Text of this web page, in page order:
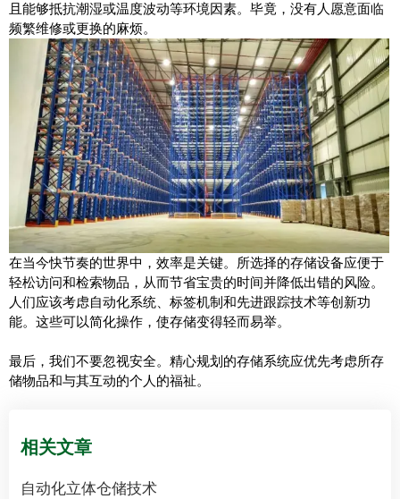
且能够抵抗潮湿或温度波动等环境因素。毕竟，没有人愿意面临
频繁维修或更换的麻烦。
在当今快节奏的世界中，效率是关键。所选择的存储设备应便于
轻松访问和检索物品，从而节省宝贵的时间并降低出错的风险。
人们应该考虑自动化系统、标签机制和先进跟踪技术等创新功
能。这些可以简化操作，使存储变得轻而易举。
最后，我们不要忽视安全。精心规划的存储系统应优先考虑所存
储物品和与其互动的个人的福祉。
相关文章
自动化立体仓储技术